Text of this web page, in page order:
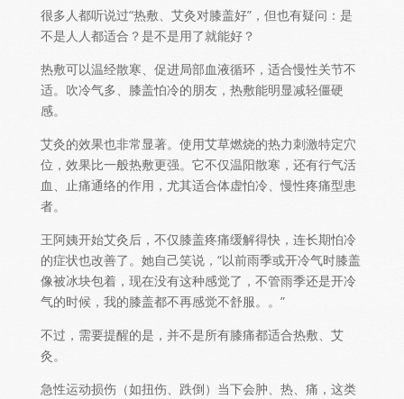
很多人都听说过“热敷、艾灸对膝盖好”，但也有疑问：是
不是人人都适合？是不是用了就能好？
热敷可以温经散寒、促进局部血液循环，适合慢性关节不
适。吹冷气多、膝盖怕冷的朋友，热敷能明显减轻僵硬
感。
艾灸的效果也非常显著。使用艾草燃烧的热力刺激特定穴
位，效果比一般热敷更强。它不仅温阳散寒，还有行气活
血、止痛通络的作用，尤其适合体虚怕冷、慢性疼痛型患
者。
王阿姨开始艾灸后，不仅膝盖疼痛缓解得快，连长期怕冷
的症状也改善了。她自己笑说，“以前雨季或开冷气时膝盖
像被冰块包着，现在没有这种感觉了，不管雨季还是开冷
气的时候，我的膝盖都不再感觉不舒服。 。”
不过，需要提醒的是，并不是所有膝痛都适合热敷、艾
灸。
急性运动损伤（如扭伤、跌倒）当下会肿、热、痛，这类